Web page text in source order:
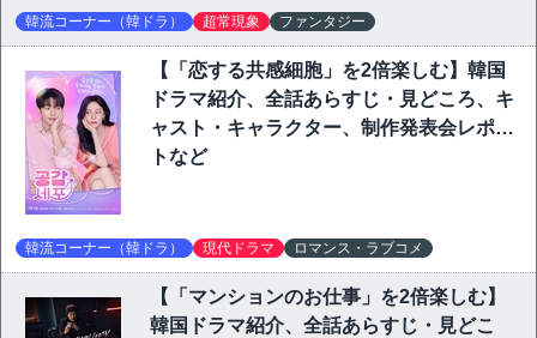
韓流コーナー（韓ドラ） 超常現象 ファンタジー
【「恋する共感細胞」を2倍楽しむ】韓国
ドラマ紹介、全話あらすじ・見どころ、キ
ャスト・キャラクター、制作発表会レポー
トなど
韓流コーナー（韓ドラ） 現代ドラマ ロマンス・ラブコメ
【「マンションのお仕事」を2倍楽しむ】
韓国ドラマ紹介、全話あらすじ・見どこ